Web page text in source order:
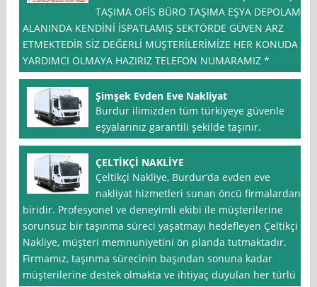
TAŞIMA OFİS BÜRO TAŞIMA EŞYA DEPOLAMA
ALANINDA KENDİNİ İSPATLAMIŞ SEKTÖRDE GÜVEN ARZ
ETMEKTEDİR SİZ DEĞERLİ MÜŞTERİLERİMİZE HER KONUDA
YARDIMCI OLMAYA HAZIRIZ TELEFON NUMARAMIZ *
Şimşek Evden Eve Nakliyat
Burdur ilimizden tüm türkiyeye güvenle
eşyalarınız garantili şekilde taşınır.
ÇELTİKÇİ NAKLİYE
Çeltikçi Nakliye, Burdur‘da evden eve
nakliyat hizmetleri sunan öncü firmalardan
biridir. Profesyonel ve deneyimli ekibi ile müşterilerine
sorunsuz bir taşınma süreci yaşatmayı hedefleyen Çeltikçi
Nakliye, müşteri memnuniyetini ön planda tutmaktadır.
Firmamız, taşınma sürecinin başından sonuna kadar
müşterilerine destek olmakta ve ihtiyaç duyulan her türlü